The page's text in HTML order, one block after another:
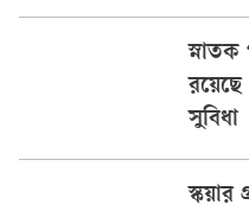
রয়েছে
সুবিধা
স্কয়ার